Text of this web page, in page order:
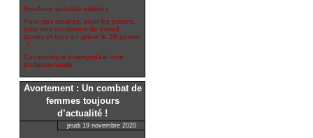
Brochure spéciale salaires
Pour nos salaires, pour les postes,
pour nos conditions de travail :
toutes et tous en grève le 26 janvier
!
Communiqué intersyndical voie
professionnelle
Avortement : Un combat de
femmes toujours
d’actualité !
jeudi 19 novembre 2020